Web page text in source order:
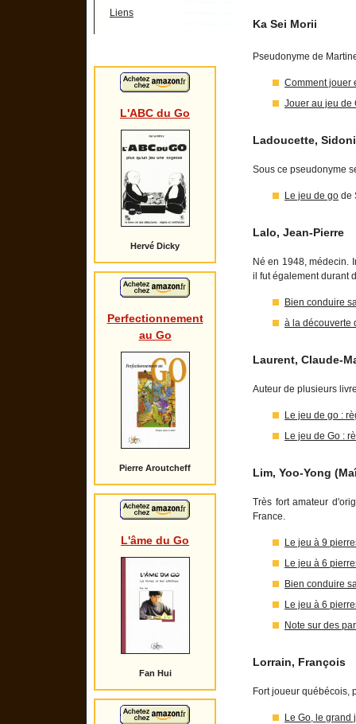
Liens
L'ABC du Go
Hervé Dicky
Perfectionnement
au Go
Pierre Aroutcheff
L'âme du Go
Fan Hui
Ka Sei Morii
Pseudonyme de
Comment jouer
Jouer au jeu de
Ladoucette,
Sous ce pseudonyme
Le jeu de go de
Lalo, Jean-Pierre
Né en 1948, médecin.
il fut également durant
Bien conduire
à la découverte
Laurent, Claude-
Auteur de plusieurs
Le jeu de go :
Le jeu de Go :
Lim, Yoo-Yong
Très fort amateur
France.
Le jeu à 9
Le jeu à 6
Bien conduire
Le jeu à 6
Note sur des
Lorrain, François
Fort joueur québécois,
Le Go, le grand